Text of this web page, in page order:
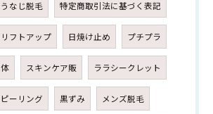
うなじ脱毛 特定商取引法に基づく表記
リフトアップ 日焼け止め プチプラ
体 スキンケア販 ララシークレット
ピーリング 黒ずみ メンズ脱毛